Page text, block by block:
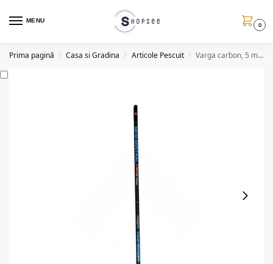
MENU
0
Prima pagină / Casa si Gradina / Articole Pescuit / Varga carbon, 5 metri, actiune 40 gr, husa